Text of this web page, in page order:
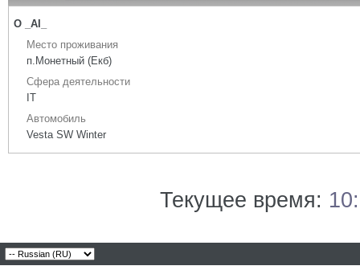
О _AI_
Место проживания
п.Монетный (Екб)
Сфера деятельности
IT
Автомобиль
Vesta SW Winter
Текущее время: